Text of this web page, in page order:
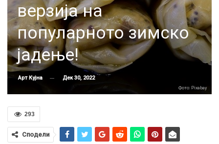
верзија на
популарното зимско
јадење!
Арт Кујна Дек 30, 2022
Фото: Pixabay
293
Сподели